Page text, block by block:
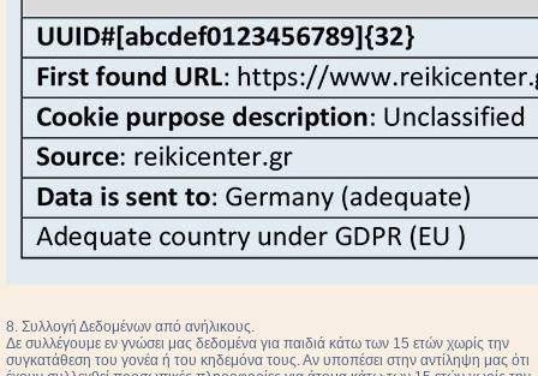
8. Συλλογή Δεδομένων από ανήλικους.
Δε συλλέγουμε εν γνώσει μας δεδομένα για παιδιά κάτω των 15 ετών χωρίς την
συγκατάθεση του γονέα ή του κηδεμόνα τους. Αν υποπέσει στην αντίληψη μας ότι